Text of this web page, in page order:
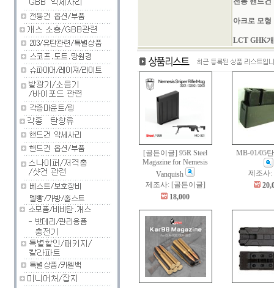
아크로 모형
LCT GHK
[골든이글] 95R Steel
Magazine for Nemesis
Vanquish
제조사: [골든이글]
18,000
MB-01/05
제조사: